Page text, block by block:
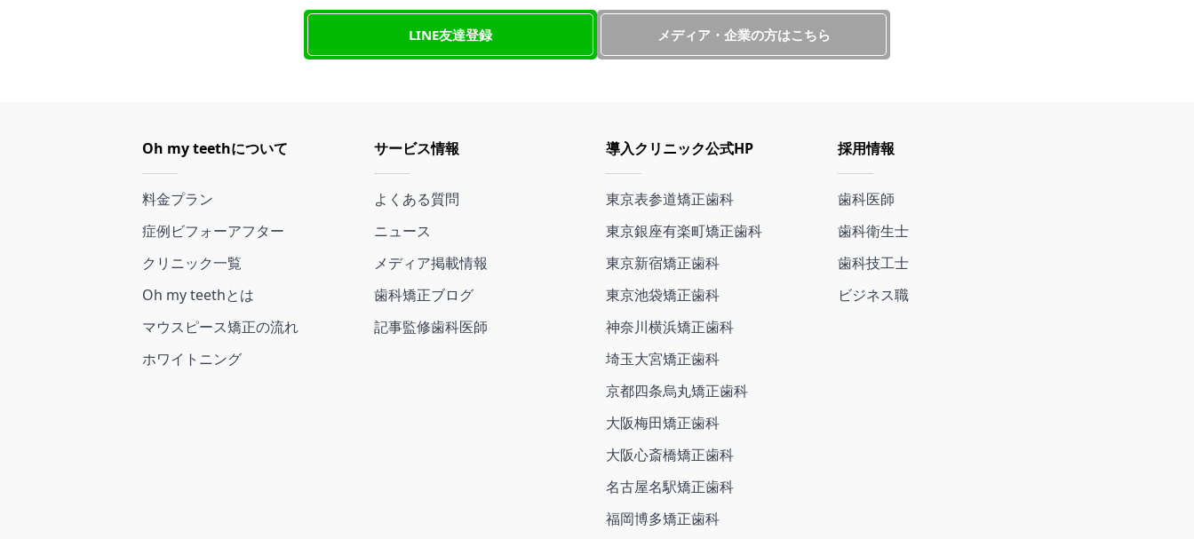
LINE友達登録 メディア・企業の方はこちら
Oh my teethについて
料金プラン
症例ビフォーアフター
クリニック一覧
Oh my teethとは
マウスピース矯正の流れ
ホワイトニング
サービス情報
よくある質問
ニュース
メディア掲載情報
歯科矯正ブログ
記事監修歯科医師
導入クリニック公式HP
東京表参道矯正歯科
東京銀座有楽町矯正歯科
東京新宿矯正歯科
東京池袋矯正歯科
神奈川横浜矯正歯科
埼玉大宮矯正歯科
京都四条烏丸矯正歯科
大阪梅田矯正歯科
大阪心斎橋矯正歯科
名古屋名駅矯正歯科
福岡博多矯正歯科
採用情報
歯科医師
歯科衛生士
歯科技工士
ビジネス職